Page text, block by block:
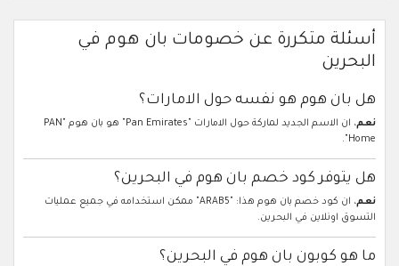
أسئلة متكررة عن خصومات بان هوم في
البحرين
هل بان هوم هو نفسه حول الامارات؟
نعم
، ان الاسم الجديد لماركة حول الامارات "Pan Emirates" هو بان هوم "PAN
Home".
هل يتوفر كود خصم بان هوم في البحرين؟
نعم
، ان كود خصم بان هوم هذا: "ARAB5" ممكن استخدامه في جميع عمليات
التسوق اونلاين في البحرين.
ما هو كوبون بان هوم في البحرين؟